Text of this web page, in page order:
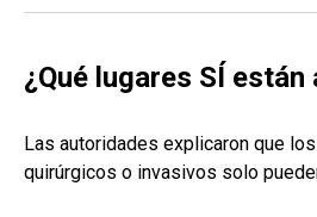
¿Qué lugares SÍ
Las autoridades explicaron que
quirúrgicos o invasivos solo